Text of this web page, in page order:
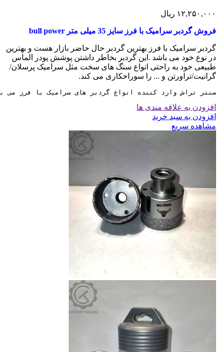
۱۲,۲۵۰,۰۰۰ ریال
فروش گردبر سرامیک با فرز سایز 35 میلی متر bull power
گردبر سرامیک با فرز بهترین گردبر حال حاضر بازار هست و بهترین
در نوع خود می باشد .این گردبر بخاطر داشتن پوشش پودر الماس
طبیعی خود به راحتی انواع سنگ های سخت مثل سرامیک پرسلان/
گرانیت/تراورتن و ... را سوراخکاری می کند.
سنتر تراش وارد کننده انواع گردبر های سرامیک با فرز می
افزودن به علاقه مندی ها
افزودن به سبد خرید
مشاهده سریع